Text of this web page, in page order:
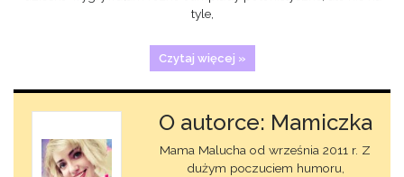
tyle,
Czytaj więcej »
O autorce: Mamiczka
Mama Malucha od września 2011 r. Z
dużym poczuciem humoru,